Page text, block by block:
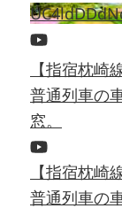
【指宿枕
普通列車の
窓。
【指宿枕
普通列車の